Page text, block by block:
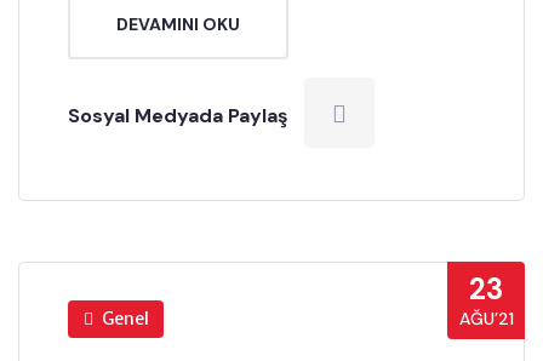
DEVAMINI OKU
Sosyal Medyada Paylaş
23
AĞU’21
Genel